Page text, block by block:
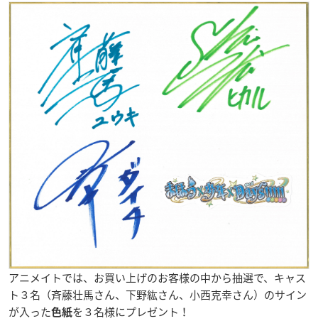
アニメイトでは、お買い上げのお客様の中から抽選で、キャス
ト３名（斉藤壮馬さん、下野紘さん、小西克幸さん）のサイン
が入った色紙を３名様にプレゼント！